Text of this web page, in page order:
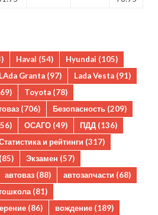
Haval (54) Hyundai (105)
LAda Granta (97) Lada Vesta (91)
Toyota (78)
(706) Безопасность (209)
ОСАГО (49) ПДД (136)
и рейтинги (317)
(85) Экзамен (57)
автоваз (88) автозапчасти (68)
(81)
(86) вождение (189)